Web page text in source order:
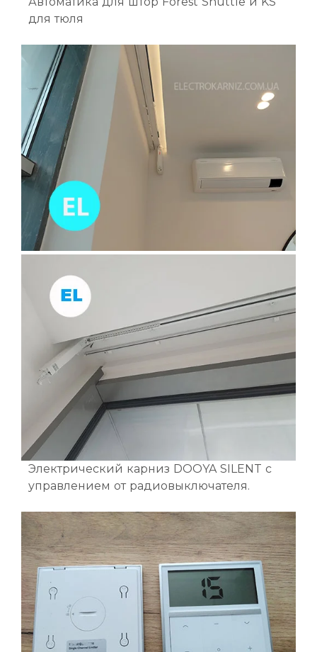
для тюля
Электрический карниз DOOYA SILENT с
управлением от радиовыключателя.